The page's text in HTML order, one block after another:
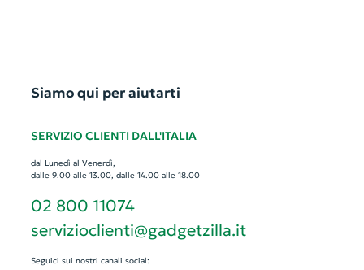
Siamo qui per aiutarti
SERVIZIO CLIENTI DALL'ITALIA
dal Lunedì al Venerdì,
dalle 9.00 alle 13.00, dalle 14.00 alle 18.00
02 800 11074
servizioclienti@gadgetzilla.it
Seguici sui nostri canali social: